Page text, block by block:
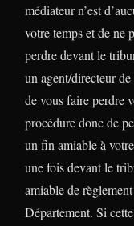
médiateur n’est
votre temps et de ne
perdre devant le
un agent/directeur
de vous faire perdre
procédure donc de
un fin amiable à
une fois devant le
amiable de
Département. Si